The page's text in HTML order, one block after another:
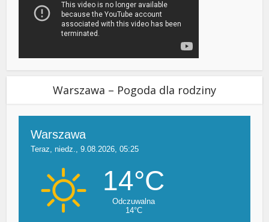
Warszawa – Pogoda dla rodziny